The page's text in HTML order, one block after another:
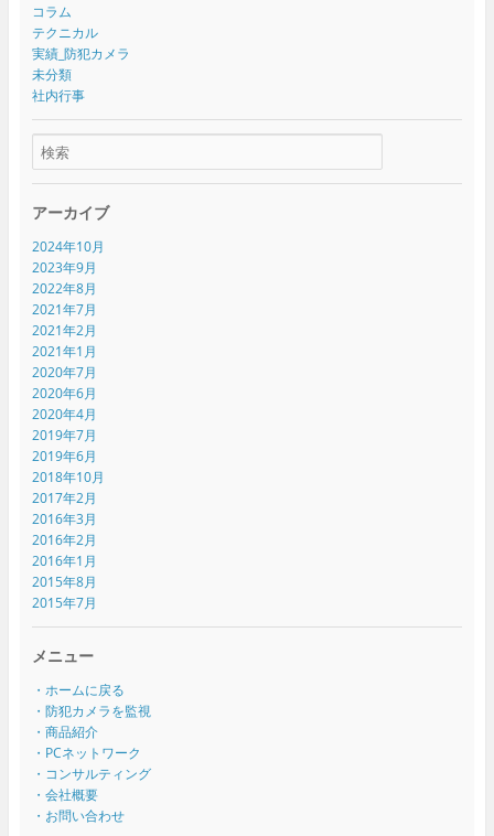
コラム
テクニカル
実績_防犯カメラ
未分類
社内行事
アーカイブ
2024年10月
2023年9月
2022年8月
2021年7月
2021年2月
2021年1月
2020年7月
2020年6月
2020年4月
2019年7月
2019年6月
2018年10月
2017年2月
2016年3月
2016年2月
2016年1月
2015年8月
2015年7月
メニュー
・ホームに戻る
・防犯カメラを監視
・商品紹介
・PCネットワーク
・コンサルティング
・会社概要
・お問い合わせ